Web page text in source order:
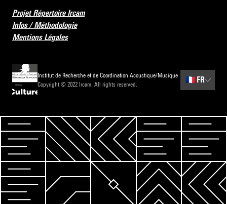
Projet Répertoire Ircam
Infos / Méthodologie
Mentions Légales
Institut de Recherche et de Coordination Acoustique/Musique
Copyright © 2022 Ircam. All rights reserved.
🇫🇷 FR